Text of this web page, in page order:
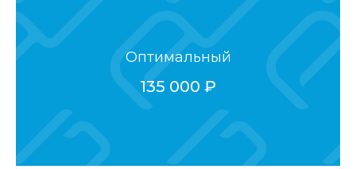
Оптимальный
135 000 ₽